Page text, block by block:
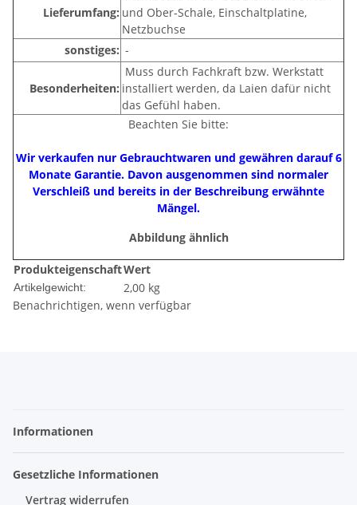
Lieferumfang: und Ober-Schale, Einschaltplatine,
Netzbuchse
sonstiges: -
Besonderheiten:
Muss durch Fachkraft bzw. Werkstatt
installiert werden, da Laien dafür nicht
das Gefühl haben.
Beachten Sie bitte:
Wir verkaufen nur Gebrauchtwaren und gewähren darauf 6
Monate Garantie. Davon ausgenommen sind normaler
Verschleiß und bereits in der Beschreibung erwähnte
Mängel.
Abbildung ähnlich
ProdukteigenschaftWert
Artikelgewicht: 2,00 kg
Benachrichtigen, wenn verfügbar
Informationen
Gesetzliche Informationen
Vertrag widerrufen